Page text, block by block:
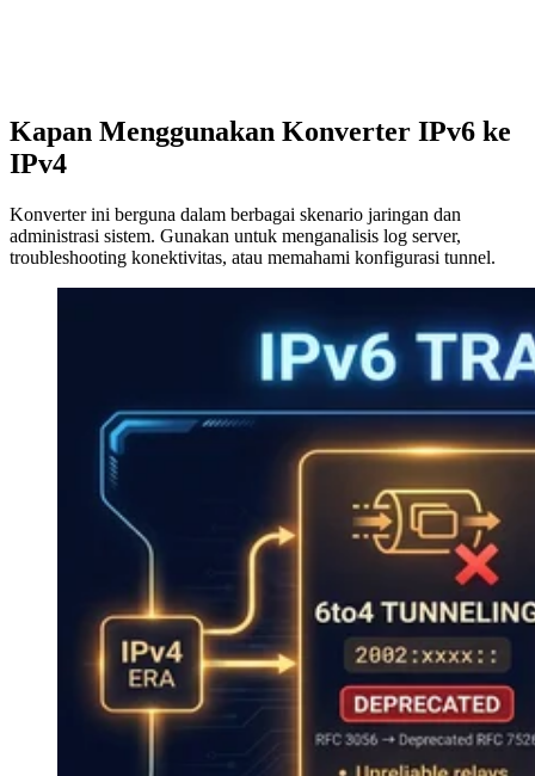
Kapan Menggunakan Konverter IPv6 ke
IPv4
Konverter ini berguna dalam berbagai skenario jaringan dan
administrasi sistem. Gunakan untuk menganalisis log server,
troubleshooting konektivitas, atau memahami konfigurasi tunnel.